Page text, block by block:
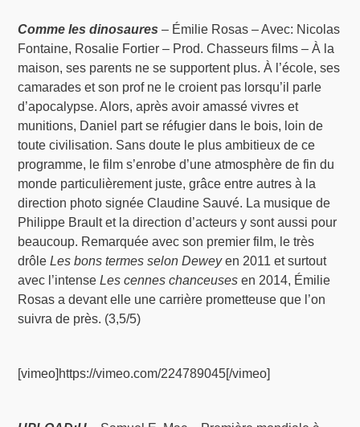
Comme les dinosaures – Émilie Rosas – Avec: Nicolas
Fontaine, Rosalie Fortier – Prod. Chasseurs films – À la
maison, ses parents ne se supportent plus. À l’école, ses
camarades et son prof ne le croient pas lorsqu’il parle
d’apocalypse. Alors, après avoir amassé vivres et
munitions, Daniel part se réfugier dans le bois, loin de
toute civilisation. Sans doute le plus ambitieux de ce
programme, le film s’enrobe d’une atmosphère de fin du
monde particulièrement juste, grâce entre autres à la
direction photo signée Claudine Sauvé. La musique de
Philippe Brault et la direction d’acteurs y sont aussi pour
beaucoup. Remarquée avec son premier film, le très
drôleLes bons termes selon Deweyen 2011 et surtout
avec l’intenseLes cennes chanceuses en 2014, Émilie
Rosas a devant elle une carrière prometteuse que l’on
suivra de près. (3,5/5)
[vimeo]https://vimeo.com/224789045[/vimeo]